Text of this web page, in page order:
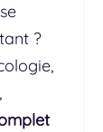
?